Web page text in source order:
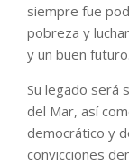
siempre fue
pobreza y
y un buen futuro.
Su legado será
del Mar, así
democrático y
convicciones